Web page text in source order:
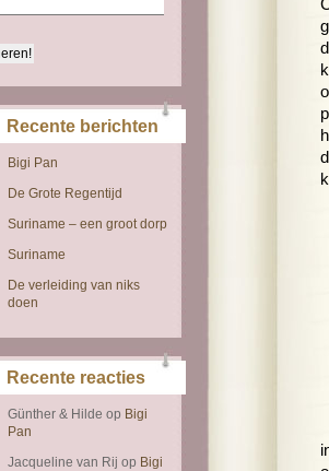
Recente berichten
Bigi Pan
De Grote Regentijd
Suriname – een groot dorp
Suriname
De verleiding van niks
doen
Recente reacties
Günther & Hilde op Bigi
Pan
Jacqueline van Rij op Bigi